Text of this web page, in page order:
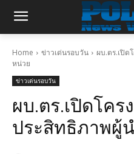
Home ข่าวเด่นรอบวัน
ผบ.ตร.เปิด
หน่วย
ข่าวเด่นรอบวัน
ผบ.ตร.เปิดโคร
ประสิทธิภาพผู้